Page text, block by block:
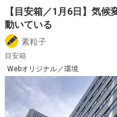
【目安箱／1月6日】気
動いている
素粒子
目安箱
Webオリジナル／環境